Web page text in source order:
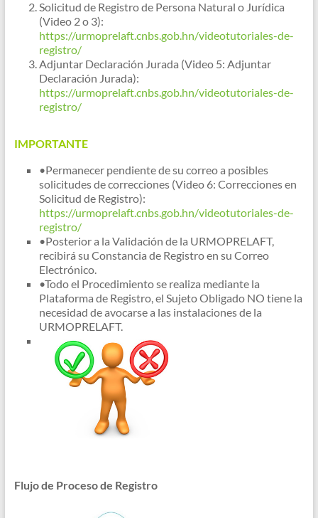
Solicitud de Registro de Persona Natural o Jurídica
(Video 2 o 3):
https://urmoprelaft.cnbs.gob.hn/videotutoriales-de-
registro/
Adjuntar Declaración Jurada (Video 5: Adjuntar
Declaración Jurada):
https://urmoprelaft.cnbs.gob.hn/videotutoriales-de-
registro/
IMPORTANTE
•Permanecer pendiente de su correo a posibles
solicitudes de correcciones (Video 6: Correcciones en
Solicitud de Registro):
https://urmoprelaft.cnbs.gob.hn/videotutoriales-de-
registro/
•Posterior a la Validación de la URMOPRELAFT,
recibirá su Constancia de Registro en su Correo
Electrónico.
•Todo el Procedimiento se realiza mediante la
Plataforma de Registro, el Sujeto Obligado NO tiene la
necesidad de avocarse a las instalaciones de la
URMOPRELAFT.
Flujo de Proceso de Registro